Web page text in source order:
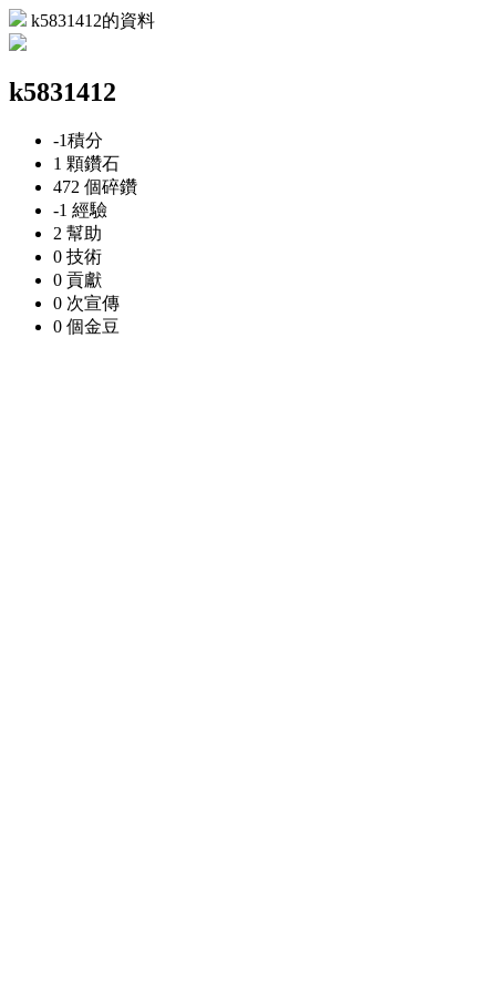
k5831412的資料
k5831412
-1積分
1 顆鑽石
472 個碎鑽
-1 經驗
2 幫助
0 技術
0 貢獻
0 次宣傳
0 個金豆